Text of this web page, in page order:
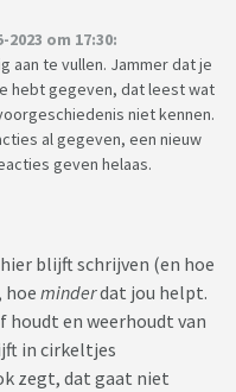
om 17:30:
aan te vullen. Jammer dat je
hebt gegeven, dat leest wat
niet kennen.
al gegeven, een nieuw
geven helaas.
blijft schrijven (en hoe
hoe minderdat jou helpt.
houdt en weerhoudt van
in cirkeltjes
zegt, dat gaat niet